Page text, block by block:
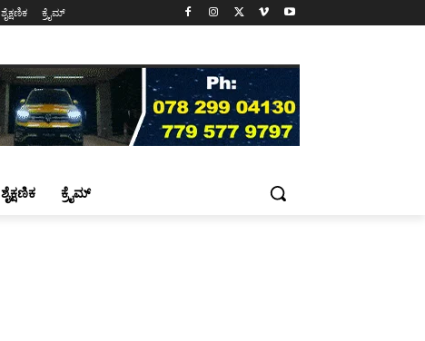
ಶೈಕ್ಷಣಿಕ ಕ್ರೈಮ್
ಶೈಕ್ಷಣಿಕ ಕ್ರೈಮ್